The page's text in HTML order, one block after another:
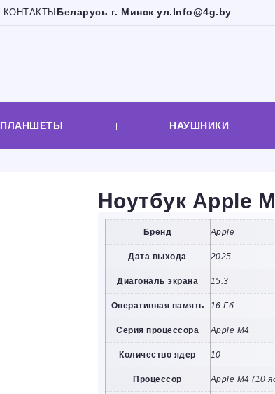
КОНТАКТЫ Беларусь г. Минск ул.Info@4g.by
ПЛАНШЕТЫ НАУШНИКИ
Ноутбук Apple
Бренд Apple
Дата выхода 2025
Диагональ экрана 15.3
Оперативная память 16 Гб
Серия процессора Apple M4
Количество ядер 10
Процессор Apple M4 (10